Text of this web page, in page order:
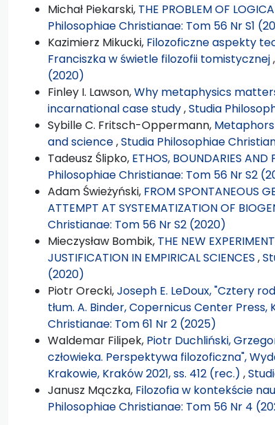
Michał Piekarski, THE PROBLEM OF
Philosophiae Christianae: Tom 56 Nr S1
Kazimierz Mikucki, Filozoficzne aspekty
Franciszka w świetle filozofii tomistycznej,
(2020)
Finley I. Lawson,Why metaphysics
incarnational case study,Studia
Sybille C. Fritsch-Oppermann,
and science,Studia Philosophiae
Tadeusz Ślipko, ETHOS, BOUNDARIES
Philosophiae Christianae: Tom 56 Nr S2
Adam Świeżyński, FROM SPONTANEOUS
ATTEMPT AT SYSTEMATIZATION OF
Christianae: Tom 56 Nr S2 (2020)
Mieczysław Bombik, THE NEW
JUSTIFICATION IN EMPIRICAL SCIENCES ,
(2020)
Piotr Orecki,Joseph E. LeDoux, "Cztery
tłum. A. Binder, Copernicus Center Press,
Christianae: Tom 61 Nr 2 (2025)
Waldemar Filipek, Piotr Duchliński,
człowieka. Perspektywa filozoficzna",
Krakowie, Kraków 2021, ss. 412 (rec.) ,
Janusz Mączka, Filozofia w kontekście
Philosophiae Christianae: Tom 56 Nr 4